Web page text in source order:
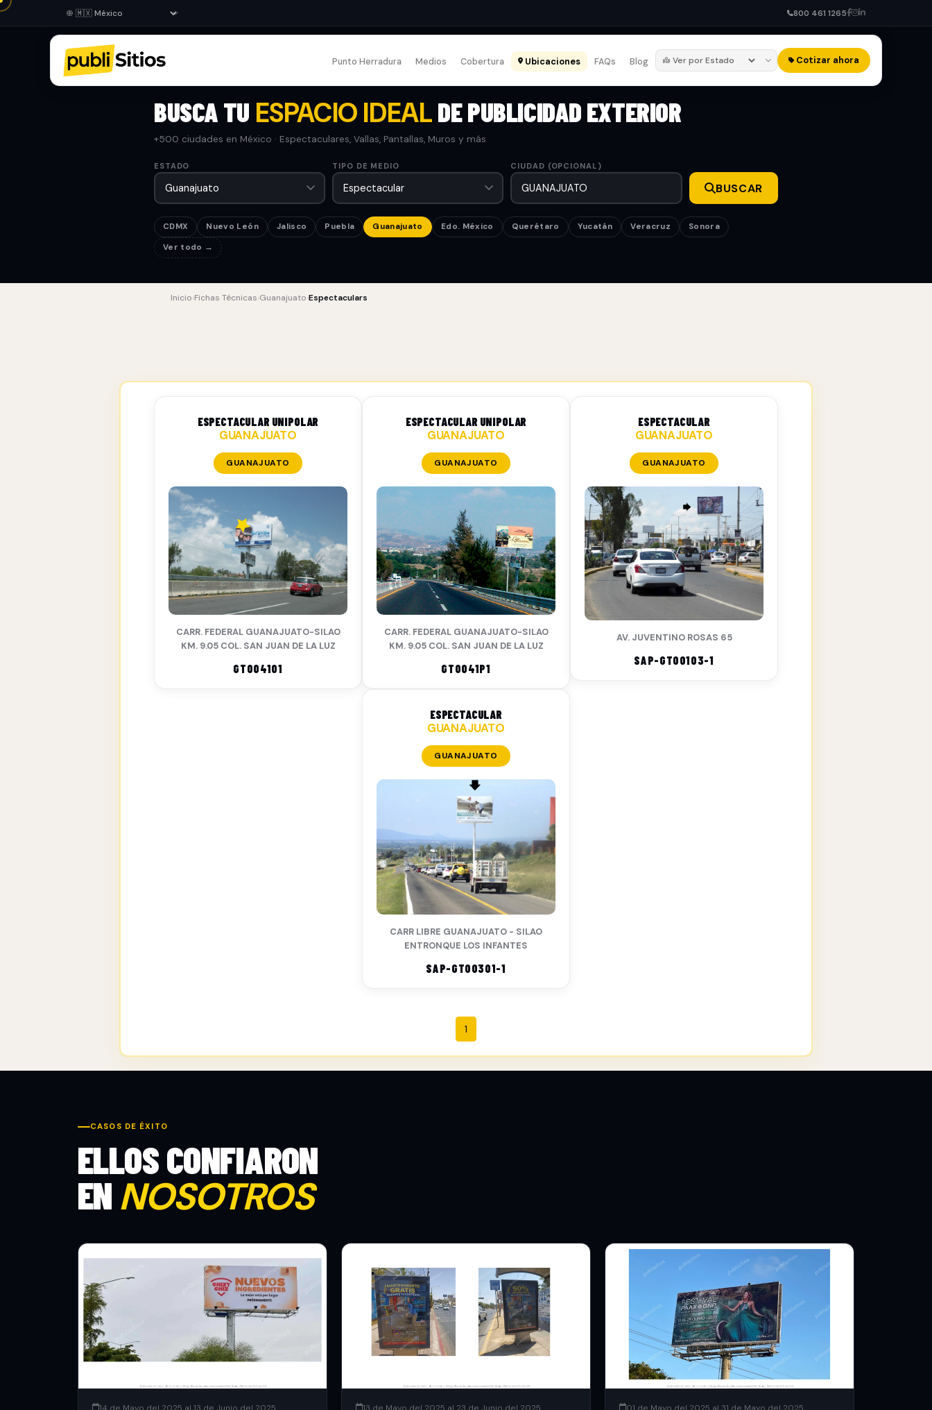
800 461 1265
Punto Herradura Medios Cobertura Ubicaciones FAQs Blog Cotizar ahora
BUSCA TU ESPACIO IDEALDE PUBLICIDAD EXTERIOR
+500 ciudades en México · Espectaculares, Vallas, Pantallas, Muros y más
ESTADO TIPO DE MEDIO CIUDAD (OPCIONAL)
BUSCAR
CDMX Nuevo León Jalisco Puebla Guanajuato Edo. México Querétaro Yucatán Veracruz
Sonora
Ver todo →
Inicio›Fichas Técnicas›Guanajuato›Espectaculars
ESPECTACULAR UNIPOLAR
GUANAJUATO
GUANAJUATO
CARR. FEDERAL GUANAJUATO-SILAO
KM. 9.05 COL. SAN JUAN DE LA LUZ
GTO041O1
ESPECTACULAR UNIPOLAR
GUANAJUATO
GUANAJUATO
CARR. FEDERAL GUANAJUATO-SILAO
KM. 9.05 COL. SAN JUAN DE LA LUZ
GTO041P1
ESPECTACULAR
GUANAJUATO
GUANAJUATO
AV. JUVENTINO ROSAS 65
SAP-GTO0103-1
ESPECTACULAR
GUANAJUATO
GUANAJUATO
CARR LIBRE GUANAJUATO - SILAO
ENTRONQUE LOS INFANTES
SAP-GTO0301-1
1
CASOS DE ÉXITO
ELLOS CONFIARON
EN NOSOTROS